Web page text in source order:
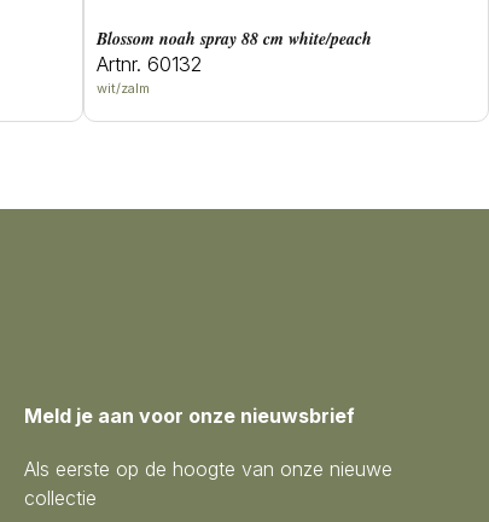
blossom noah spray 88 cm white/peach
Artnr. 60132
wit/zalm
Meld je aan voor onze nieuwsbrief
Als eerste op de hoogte van onze nieuwe
collectie